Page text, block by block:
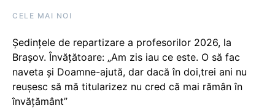
CELE MAI NOI
Ședințele de repartizare a profesorilor 2026, la
Brașov. Învățătoare: „Am zis iau ce este. O să fac
naveta și Doamne-ajută, dar dacă în doi,trei ani nu
reușesc să mă titularizez nu cred că mai rămân în
învățământ”